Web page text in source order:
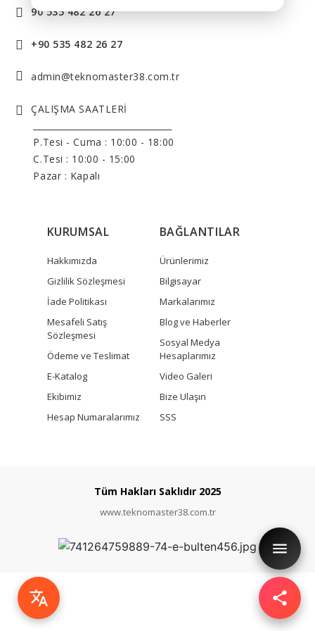
90 535 482 26 27
+90 535 482 26 27
admin@teknomaster38.com.tr
ÇALIŞMA SAATLERİ
P.Tesi - Cuma : 10:00 - 18:00
C.Tesi : 10:00 - 15:00
Pazar : Kapalı
KURUMSAL
Hakkımızda
Gizlilik Sözleşmesi
İade Politikası
Mesafeli Satış
Sözleşmesi
Ödeme ve Teslimat
E-Katalog
Ekibimiz
Hesap Numaralarımız
BAĞLANTILAR
Ürünlerimiz
Bilgisayar
Markalarımız
Blog ve Haberler
Sosyal Medya
Hesaplarımız
Video Galeri
Bize Ulaşın
SSS
Tüm Hakları Saklıdır 2025
www.teknomaster38.com.tr